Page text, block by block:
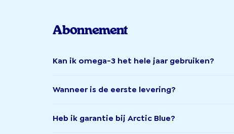
Abonnement
Kan ik omega-3 het hele jaar gebruiken?
Wanneer is de eerste levering?
Heb ik garantie bij Arctic Blue?